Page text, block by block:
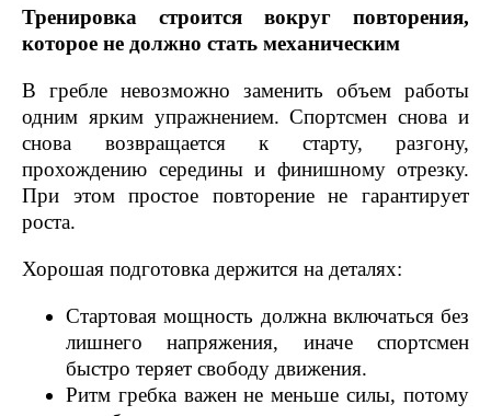
Тренировка строится вокруг повторения,
которое не должно стать механическим
В гребле невозможно заменить объем работы
одним ярким упражнением. Спортсмен снова и
снова возвращается к старту, разгону,
прохождению середины и финишному отрезку.
При этом простое повторение не гарантирует
роста.
Хорошая подготовка держится на деталях:
Стартовая мощность должна включаться без
лишнего напряжения, иначе спортсмен
быстро теряет свободу движения.
Ритм гребка важен не меньше силы, потому